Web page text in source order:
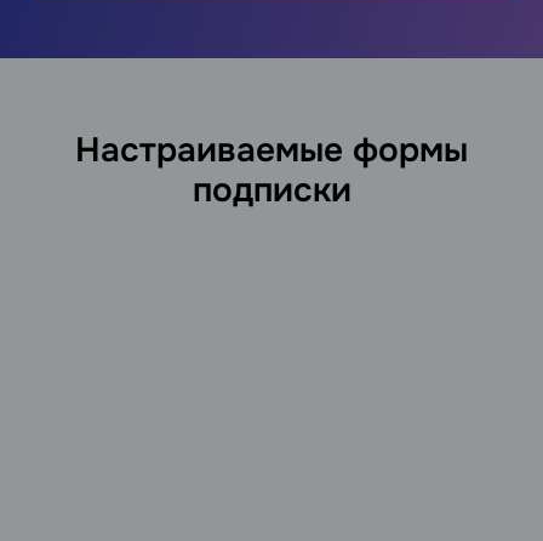
Настраиваемые формы
подписки